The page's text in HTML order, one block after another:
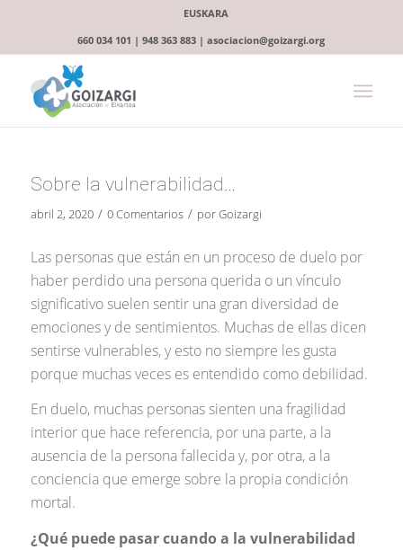
EUSKARA
660 034 101 | 948 363 883 | asociacion@goizargi.org
Sobre la vulnerabilidad…
abril 2, 2020 / 0 Comentarios / porGoizargi
Las personas que están en un proceso de duelo por
haber perdido una persona querida o un vínculo
significativo suelen sentir una gran diversidad de
emociones y de sentimientos. Muchas de ellas dicen
sentirse vulnerables, y esto no siempre les gusta
porque muchas veces es entendido como debilidad.
En duelo, muchas personas sienten una fragilidad
interior que hace referencia, por una parte, a la
ausencia de la persona fallecida y, por otra, a la
conciencia que emerge sobre la propia condición
mortal.
¿Qué puede pasar cuando a la vulnerabilidad